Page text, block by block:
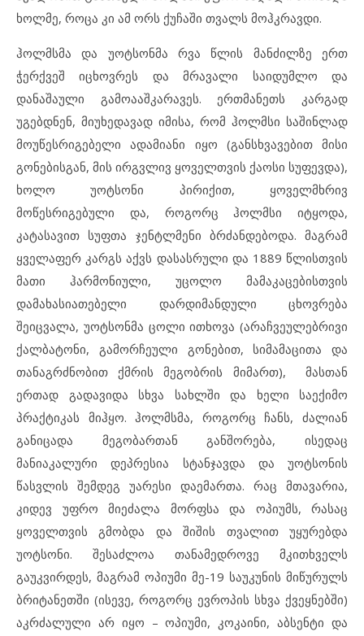
ხოლმე, როცა კი ამ ორს ქუჩაში თვალს მოჰკრავდი.
ჰოლმსმა და უოტსონმა რვა წლის მანძილზე ერთ
ჭერქვეშ იცხოვრეს და მრავალი საიდუმლო და
დანაშაული გამოააშკარავეს. ერთმანეთს კარგად
უგებდნენ, მიუხედავად იმისა, რომ ჰოლმსი საშინლად
მოუწესრიგებელი ადამიანი იყო (განსხვავებით მისი
გონებისგან, მის ირგვლივ ყოველთვის ქაოსი სუფევდა),
ხოლო უოტსონი პირიქით, ყოველმხრივ
მოწესრიგებული და, როგორც ჰოლმსი იტყოდა,
კატასავით სუფთა ჯენტლმენი ბრძანდებოდა. მაგრამ
ყველაფერ კარგს აქვს დასასრული და 1889 წლისთვის
მათი ჰარმონიული, უცოლო მამაკაცებისთვის
დამახასიათებელი დარდიმანდული ცხოვრება
შეიცვალა, უოტსონმა ცოლი ითხოვა (არაჩვეულებრივი
ქალბატონი, გამორჩეული გონებით, სიმამაცითა და
თანაგრძნობით ქმრის მეგობრის მიმართ), მასთან
ერთად გადავიდა სხვა სახლში და ხელი საექიმო
პრაქტიკას მიჰყო. ჰოლმსმა, როგორც ჩანს, ძალიან
განიცადა მეგობართან განშორება, ისედაც
მანიაკალური დეპრესია სტანჯავდა და უოტსონის
წასვლის შემდეგ უარესი დაემართა. რაც მთავარია,
კიდევ უფრო მიეძალა მორფსა და ოპიუმს, რასაც
ყოველთვის გმობდა და შიშის თვალით უყურებდა
უოტსონი. შესაძლოა თანამედროვე მკითხველს
გაუკვირდეს, მაგრამ ოპიუმი მე-19 საუკუნის მიწურულს
ბრიტანეთში (ისევე, როგორც ევროპის სხვა ქვეყნებში)
აკრძალული არ იყო – ოპიუმი, კოკაინი, აბსენტი და